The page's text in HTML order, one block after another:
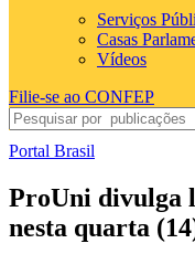
Serviços
Casas
Vídeos
Filie-se ao CONFEP
Portal Brasil
ProUni divulga
nesta quarta